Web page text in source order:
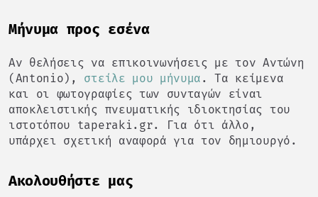
Mήνυμα προς εσένα
Αν θελήσεις να επικοινωνήσεις με τον Αντώνη
(Antonio), στείλε μου μήνυμα . Τα κείμενα
και οι φωτογραφίες των συνταγών είναι
αποκλειστικής πνευματικής ιδιοκτησίας του
ιστοτόπου taperaki.gr. Για ότι άλλο,
υπάρχει σχετική αναφορά για τον δημιουργό.
Ακολουθήστε μας